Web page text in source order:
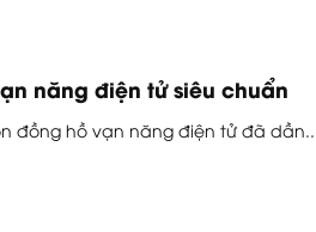
năng điện tử siêu chuẩn
đồng hồ vạn năng điện tử đã dần...